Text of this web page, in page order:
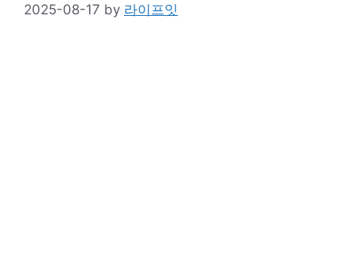
2025-08-17 by 라이프잇